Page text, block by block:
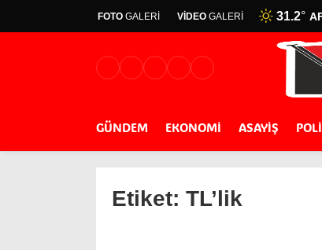
FOTO GALERİ VİDEO GALERİ 31.2°
GÜNDEM EKONOMİ ASAYİŞ
Etiket: TL’lik